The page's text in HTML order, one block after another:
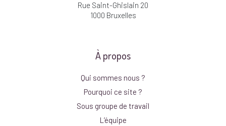
Rue Saint-Ghislain 20
1000 Bruxelles
À propos
Qui sommes nous ?
Pourquoi ce site ?
Sous groupe de travail
L’équipe